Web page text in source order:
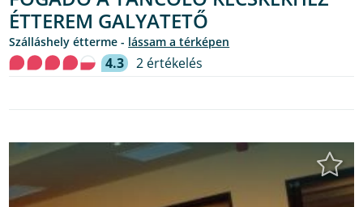
ÉTTEREM GALYATETŐ
szálláshely étterme - lássam a térképen
4.3 2 értékelés